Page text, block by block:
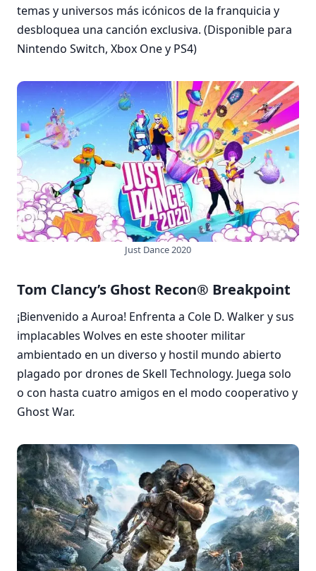
temas y universos más icónicos de la franquicia y
desbloquea una canción exclusiva. (Disponible para
Nintendo Switch, Xbox One y PS4)
Just Dance 2020
Tom Clancy’s Ghost Recon® Breakpoint
¡Bienvenido a Auroa! Enfrenta a Cole D. Walker y sus
implacables Wolves en este shooter militar
ambientado en un diverso y hostil mundo abierto
plagado por drones de Skell Technology. Juega solo
o con hasta cuatro amigos en el modo cooperativo y
Ghost War.